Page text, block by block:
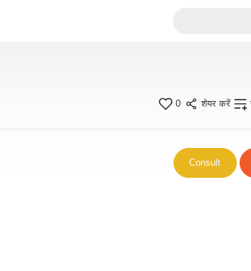
0 शेयर करें
Consult